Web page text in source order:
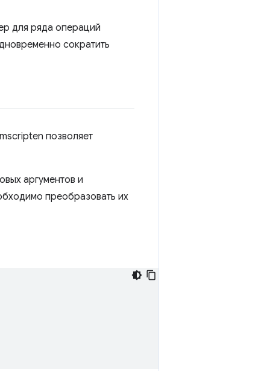
для ряда операций
сократить
позволяет
аргументов и
преобразовать их